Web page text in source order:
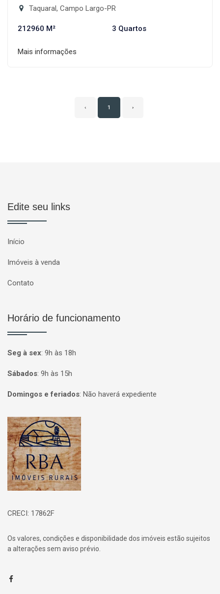
Taquaral, Campo Largo-PR
212960 M² 3 Quartos
Mais informações
‹ 1 ›
Edite seu links
Início
Imóveis à venda
Contato
Horário de funcionamento
Seg à sex: 9h às 18h
Sábados: 9h às 15h
Domingos e feriados: Não haverá expediente
Página inicial
CRECI: 17862F
Os valores, condições e disponibilidade dos imóveis estão sujeitos
a alterações sem aviso prévio.
Facebook